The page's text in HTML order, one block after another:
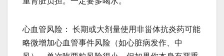
心血管风险： 长期或大剂量使用非甾体抗炎药可能
略微增加心血管事件风险（如心脏病发作、中